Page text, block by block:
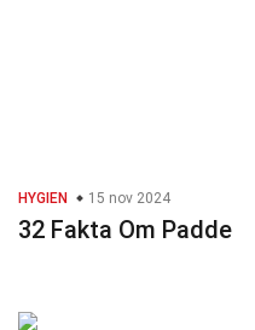
HYGIEN 15 nov 2024
32 Fakta Om Padde